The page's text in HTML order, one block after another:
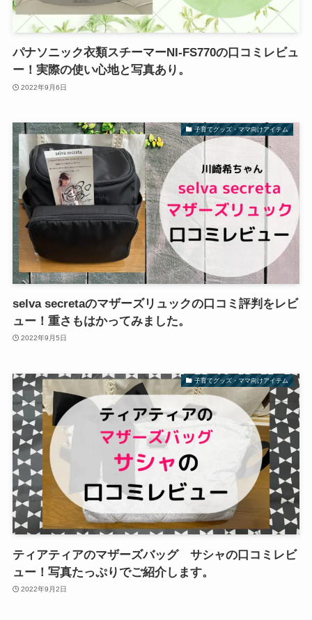
パナソニック衣類スチーマーNI-FS770の口コミレビュ
ー！実際の使い心地と写真あり。
2022年9月6日
子育てグッズ・ママ向けアイテム
selva secretaのマザーズリュックの口コミ評判をレビ
ュー！重さもはかってみました。
2022年9月5日
子育てグッズ・ママ向けアイテム
ティアティアのマザーズバッグ サシャの口コミレビ
ュー！写真たっぷりでご紹介します。
2022年9月2日